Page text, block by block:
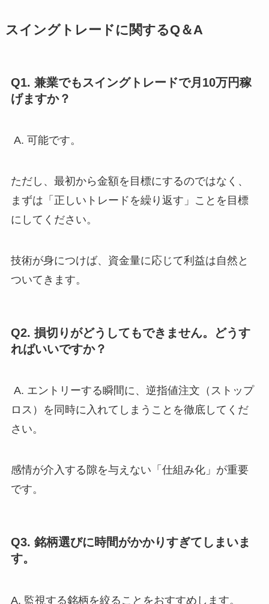
スイングトレードに関するQ＆A
Q1. 兼業でもスイングトレードで月10万円稼
げますか？
A. 可能です。
ただし、最初から金額を目標にするのではなく、
まずは「正しいトレードを繰り返す」ことを目標
にしてください。
技術が身につけば、資金量に応じて利益は自然と
ついてきます。
Q2. 損切りがどうしてもできません。どうす
ればいいですか？
A. エントリーする瞬間に、逆指値注文（ストップ
ロス）を同時に入れてしまうことを徹底してくだ
さい。
感情が介入する隙を与えない「仕組み化」が重要
です。
Q3. 銘柄選びに時間がかかりすぎてしまいま
す。
A. 監視する銘柄を絞ることをおすすめします。